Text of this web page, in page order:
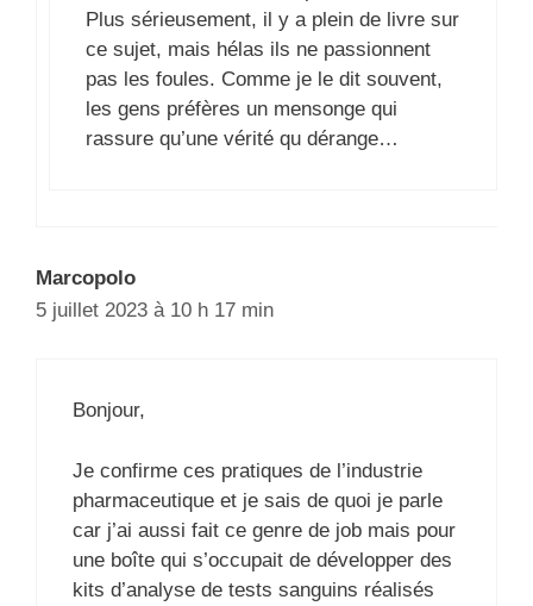
Plus sérieusement, il y a plein de livre sur
ce sujet, mais hélas ils ne passionnent
pas les foules. Comme je le dit souvent,
les gens préfères un mensonge qui
rassure qu’une vérité qu dérange…
Marcopolo
5 juillet 2023 à 10 h 17 min
Bonjour,
Je confirme ces pratiques de l’industrie
pharmaceutique et je sais de quoi je parle
car j’ai aussi fait ce genre de job mais pour
une boîte qui s’occupait de développer des
kits d’analyse de tests sanguins réalisés